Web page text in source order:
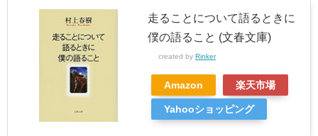
走ることについて語るときに
僕の語ること (文春文庫)
created by Rinker
Amazon 楽天市場
Yahooショッピング